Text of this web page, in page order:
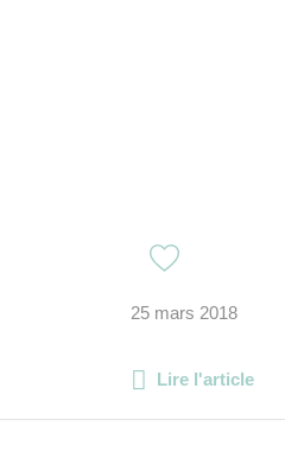
25 mars 2018
Lire l'article